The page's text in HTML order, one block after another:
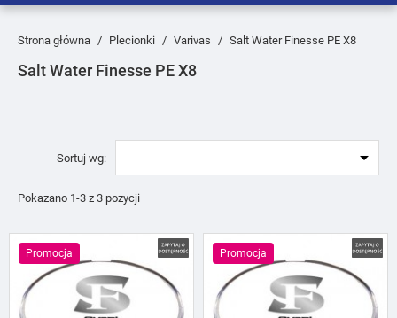
Strona główna Plecionki Varivas Salt Water Finesse PE X8
Salt Water Finesse PE X8
Sortuj wg: 
Pokazano 1-3 z 3 pozycji
Promocja Promocja